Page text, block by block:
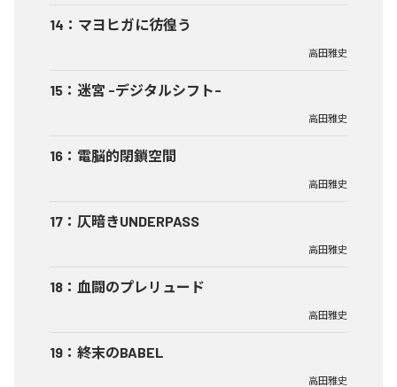
14 ： マヨヒガに彷徨う
高田雅史
15 ： 迷宮 -デジタルシフト-
高田雅史
16 ： 電脳的閉鎖空間
高田雅史
17 ： 仄暗きUNDERPASS
高田雅史
18 ： 血闘のプレリュード
高田雅史
19 ： 終末のBABEL
高田雅史